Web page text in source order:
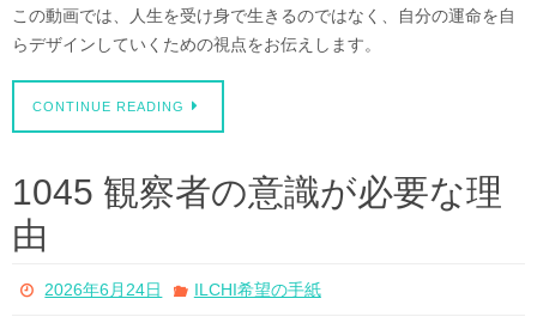
この動画では、人生を受け身で生きるのではなく、自分の運命を自
らデザインしていくための視点をお伝えします。
CONTINUE READING
1045 観察者の意識が必要な理
由
2026年6月24日 ILCHI希望の手紙